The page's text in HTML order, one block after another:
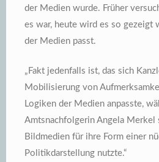
der Medien wurde. Früher
es war, heute wird es so gezeigt
der Medien passt.
„Fakt jedenfalls ist, das sich
Mobilisierung von
Logiken der Medien anpasste,
Amtsnachfolgerin Angela Merkel
Bildmedien für ihre Form einer
Politikdarstellung nutzte.“